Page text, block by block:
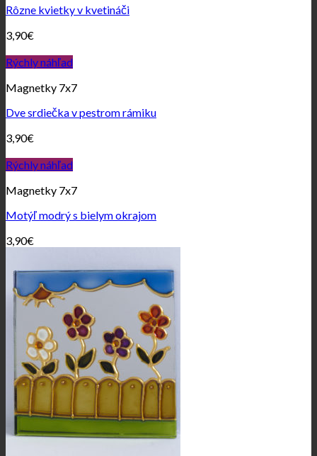
Rôzne kvietky v kvetináči
3,90€
Rýchly náhľad
Magnetky 7x7
Dve srdiečka v pestrom rámiku
3,90€
Rýchly náhľad
Magnetky 7x7
Motýľ modrý s bielym okrajom
3,90€